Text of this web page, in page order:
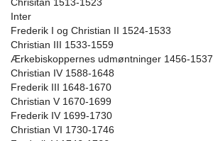
Inter
Frederik I og Christian II 1524-1533
Christian III 1533-1559
Ærkebiskoppernes udmøntninger 1456-1537
Christian IV 1588-1648
Frederik III 1648-1670
Christian V 1670-1699
Frederik IV 1699-1730
Christian VI 1730-1746